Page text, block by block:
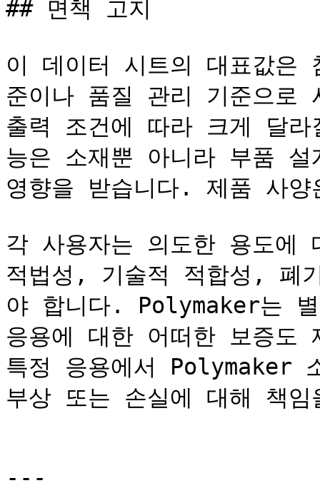
## 면책 고지
이 데이터 시트의 대표값
준이나 품질 관리 기준으로
출력 조건에 따라 크게 달
능은 소재뿐 아니라 부품
영향을 받습니다. 제품 사
각 사용자는 의도한 용도
적법성, 기술적 적합성, 폐
야 합니다. Polymaker는
응용에 대한 어떠한 보증도
특정 응용에서 Polymaker
부상 또는 손실에 대해 책
---